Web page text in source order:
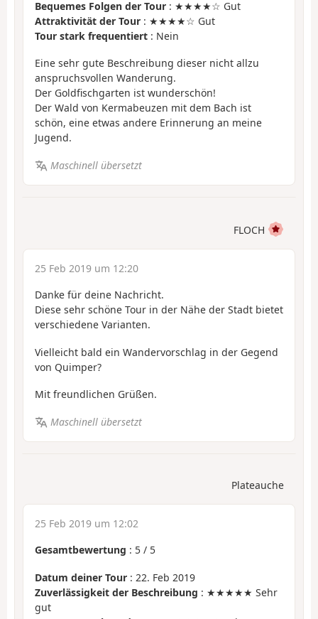
Bequemes Folgen der Tour : ★★★★☆ Gut
Attraktivität der Tour : ★★★★☆ Gut
Tour stark frequentiert : Nein
Eine sehr gute Beschreibung dieser nicht allzu
anspruchsvollen Wanderung.
Der Goldfischgarten ist wunderschön!
Der Wald von Kermabeuzen mit dem Bach ist
schön, eine etwas andere Erinnerung an meine
Jugend.
Maschinell übersetzt
FLOCH
25 Feb 2019 um 12:20
Danke für deine Nachricht.
Diese sehr schöne Tour in der Nähe der Stadt bietet
verschiedene Varianten.
Vielleicht bald ein Wandervorschlag in der Gegend
von Quimper?
Mit freundlichen Grüßen.
Maschinell übersetzt
Plateauche
25 Feb 2019 um 12:02
Gesamtbewertung : 5 / 5
Datum deiner Tour : 22. Feb 2019
Zuverlässigkeit der Beschreibung : ★★★★★ Sehr
gut